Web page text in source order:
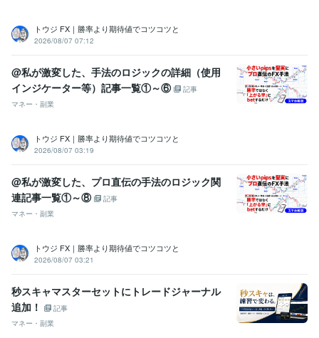
トウジ FX｜勝率より期待値でコツコツと
2026/08/07 07:12
@私が激変した、手法のロジックの詳細（使用
インジケーター等）記事一覧①～⑥
記事
マネー・副業
トウジ FX｜勝率より期待値でコツコツと
2026/08/07 03:19
@私が激変した、プロ直伝の手法のロジック関
連記事一覧①～⑧
記事
マネー・副業
トウジ FX｜勝率より期待値でコツコツと
2026/08/07 03:21
秒スキャマスターセットにトレードジャーナル
追加！
記事
マネー・副業